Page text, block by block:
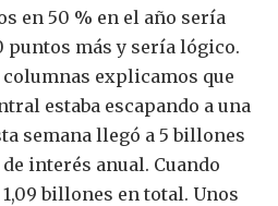
en 50 % en el año sería
puntos más y sería lógico.
explicamos que
estaba escapando a una
semana llegó a 5 billones
de interés anual. Cuando
billones en total. Unos